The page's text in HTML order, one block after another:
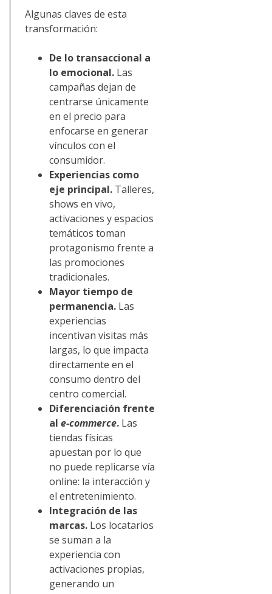
Algunas claves de esta
transformación:
De lo transaccional a
lo emocional. Las
campañas dejan de
centrarse únicamente
en el precio para
enfocarse en generar
vínculos con el
consumidor.
Experiencias como
eje principal. Talleres,
shows en vivo,
activaciones y espacios
temáticos toman
protagonismo frente a
las promociones
tradicionales.
Mayor tiempo de
permanencia. Las
experiencias
incentivan visitas más
largas, lo que impacta
directamente en el
consumo dentro del
centro comercial.
Diferenciación frente
al e-commerce. Las
tiendas físicas
apuestan por lo que
no puede replicarse vía
online: la interacción y
el entretenimiento.
Integración de las
marcas. Los locatarios
se suman a la
experiencia con
activaciones propias,
generando un